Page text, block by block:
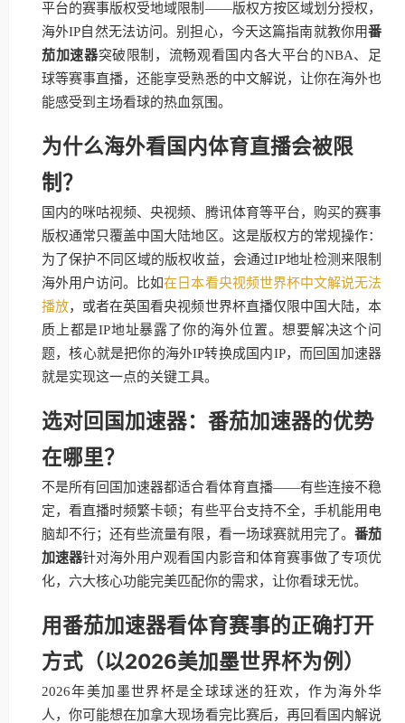
平台的赛事版权受地域限制——版权方按区域划分授权，
海外IP自然无法访问。别担心，今天这篇指南就教你用番
茄加速器突破限制，流畅观看国内各大平台的NBA、足
球等赛事直播，还能享受熟悉的中文解说，让你在海外也
能感受到主场看球的热血氛围。
为什么海外看国内体育直播会被限
制？
国内的咪咕视频、央视频、腾讯体育等平台，购买的赛事
版权通常只覆盖中国大陆地区。这是版权方的常规操作：
为了保护不同区域的版权收益，会通过IP地址检测来限制
海外用户访问。比如在日本看央视频世界杯中文解说无法
播放，或者在英国看央视频世界杯直播仅限中国大陆，本
质上都是IP地址暴露了你的海外位置。想要解决这个问
题，核心就是把你的海外IP转换成国内IP，而回国加速器
就是实现这一点的关键工具。
选对回国加速器：番茄加速器的优势
在哪里？
不是所有回国加速器都适合看体育直播——有些连接不稳
定，看直播时频繁卡顿；有些平台支持不全，手机能用电
脑却不行；还有些流量有限，看一场球赛就用完了。 番茄
加速器针对海外用户观看国内影音和体育赛事做了专项优
化，六大核心功能完美匹配你的需求，让你看球无忧。
用番茄加速器看体育赛事的正确打开
方式（以2026美加墨世界杯为例）
2026年美加墨世界杯是全球球迷的狂欢，作为海外华
人，你可能想在加拿大现场看完比赛后，再回看国内解说